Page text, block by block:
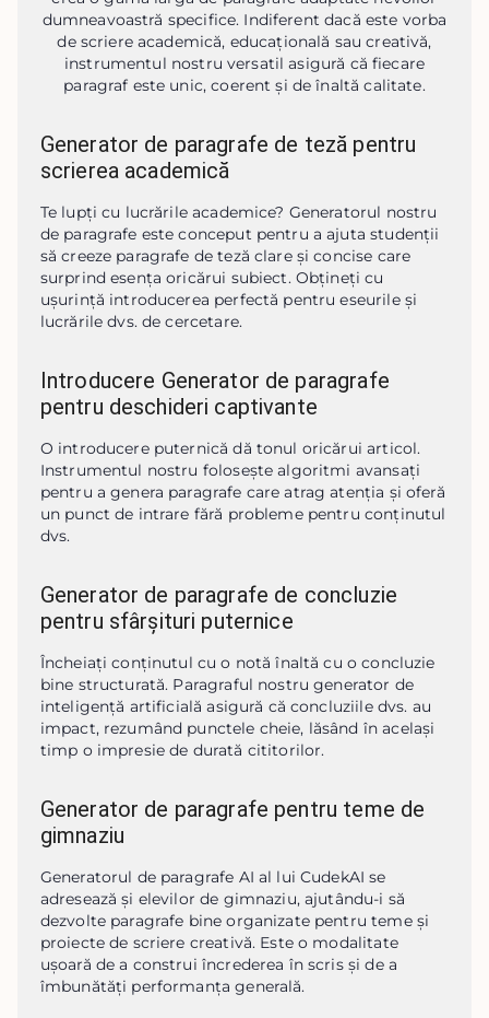
dumneavoastră specifice. Indiferent dacă este vorba
de scriere academică, educațională sau creativă,
instrumentul nostru versatil asigură că fiecare
paragraf este unic, coerent și de înaltă calitate.
Generator de paragrafe de teză pentru
scrierea academică
Te lupți cu lucrările academice? Generatorul nostru
de paragrafe este conceput pentru a ajuta studenții
să creeze paragrafe de teză clare și concise care
surprind esența oricărui subiect. Obțineți cu
ușurință introducerea perfectă pentru eseurile și
lucrările dvs. de cercetare.
Introducere Generator de paragrafe
pentru deschideri captivante
O introducere puternică dă tonul oricărui articol.
Instrumentul nostru folosește algoritmi avansați
pentru a genera paragrafe care atrag atenția și oferă
un punct de intrare fără probleme pentru conținutul
dvs.
Generator de paragrafe de concluzie
pentru sfârșituri puternice
Încheiați conținutul cu o notă înaltă cu o concluzie
bine structurată. Paragraful nostru generator de
inteligență artificială asigură că concluziile dvs. au
impact, rezumând punctele cheie, lăsând în același
timp o impresie de durată cititorilor.
Generator de paragrafe pentru teme de
gimnaziu
Generatorul de paragrafe AI al lui CudekAI se
adresează și elevilor de gimnaziu, ajutându-i să
dezvolte paragrafe bine organizate pentru teme și
proiecte de scriere creativă. Este o modalitate
ușoară de a construi încrederea în scris și de a
îmbunătăți performanța generală.